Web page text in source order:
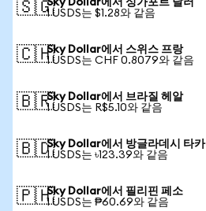
🇸🇬Sky Dollar에서 싱가포르 달러
1 USDS는 $1.28와 같음
🇨🇭Sky Dollar에서 스위스 프랑
1 USDS는 CHF 0.8079와 같음
🇧🇷Sky Dollar에서 브라질 헤알
1 USDS는 R$5.10와 같음
🇧🇩Sky Dollar에서 방글라데시 타카
1 USDS는 ৳123.39와 같음
🇵🇭Sky Dollar에서 필리핀 페소
1 USDS는 ₱60.69와 같음